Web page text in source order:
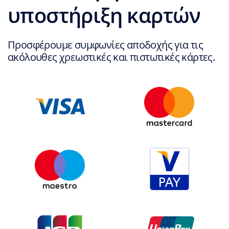
υποστήριξη καρτών
Προσφέρουμε συμφωνίες αποδοχής για τις
ακόλουθες χρεωστικές και πιστωτικές κάρτες.